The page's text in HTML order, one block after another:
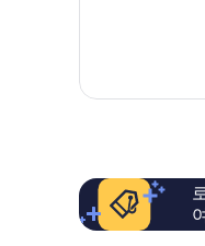
매
요,
용